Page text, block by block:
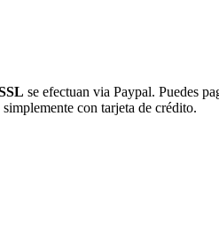
se efectuan via Paypal. Puedes
con tarjeta de crédito.